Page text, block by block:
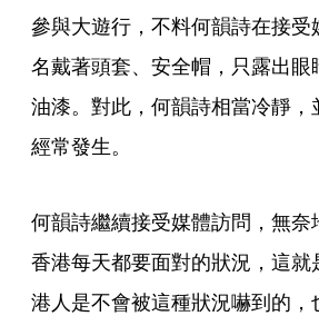
參與大遊行，不料何韻詩在接
名戴著頭套、安全帽，只露出
油漆。對此，何韻詩相當冷靜
經常發生。
何韻詩繼續接受媒體訪問，無
香港每天都要面對的狀況，這
港人是不會被這種狀況嚇到的